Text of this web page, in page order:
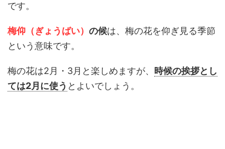
です。
梅仰（ぎょうばい） の候は、梅の花を仰ぎ見る季節
という意味です。
梅の花は2月・3月と楽しめますが、
時候の挨拶とし
ては2月に使う とよいでしょう。